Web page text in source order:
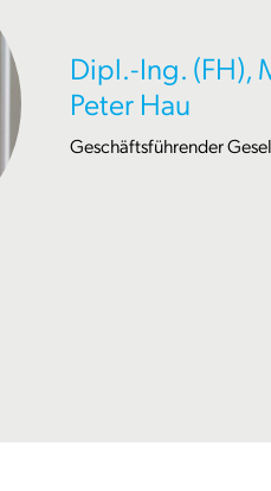
Dipl.-Ing. (FH),
Peter Hau
Geschäftsführender